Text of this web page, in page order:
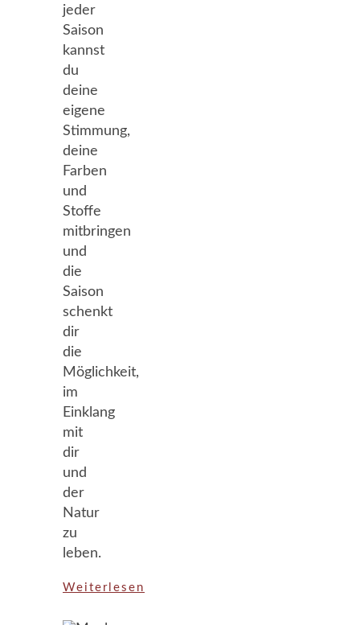
jeder
Saison
kannst
du
deine
eigene
Stimmung,
deine
Farben
und
Stoffe
mitbringen
und
die
Saison
schenkt
dir
die
Möglichkeit,
im
Einklang
mit
dir
und
der
Natur
zu
leben.
Weiterlesen